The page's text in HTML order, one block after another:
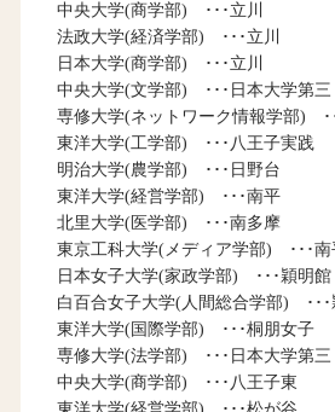
中央大学(商学部) ･･･立川
法政大学(経済学部) ･･･立川
日本大学(商学部) ･･･立川
中央大学(文学部) ･･･日本大学第三
専修大学(ネットワーク情報学部) ･
東洋大学(工学部) ･･･八王子実践
明治大学(農学部) ･･･日野台
東洋大学(経営学部) ･･･南平
北里大学(医学部) ･･･南多摩
東京工科大学(メディア学部) ･･･南
日本女子大学(家政学部) ･･･穎明館
白百合女子大学(人間総合学部) ･･･
東洋大学(国際学部) ･･･桐朋女子
専修大学(法学部) ･･･日本大学第三
中央大学(商学部) ･･･八王子東